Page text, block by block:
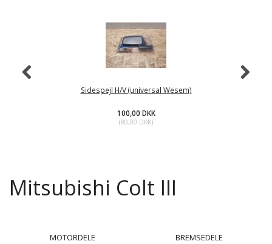
Sidespejl H/V (universal Wesem)
100,00 DKK
(80,00 DKK)
Mitsubishi Colt III
MOTORDELE BREMSEDELE